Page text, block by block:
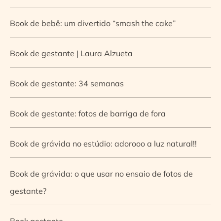
Book de bebê: um divertido “smash the cake”
Book de gestante | Laura Alzueta
Book de gestante: 34 semanas
Book de gestante: fotos de barriga de fora
Book de grávida no estúdio: adorooo a luz natural!!
Book de grávida: o que usar no ensaio de fotos de
gestante?